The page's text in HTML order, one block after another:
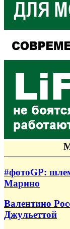
#фотоGP:
Марино
Валентино
Джульеттой